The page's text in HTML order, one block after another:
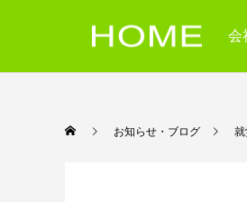
会
お知らせ・ブログ